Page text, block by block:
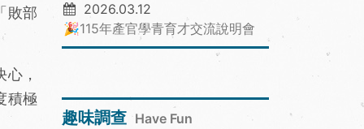
敗部
，
積極
2026.03.12
🎉115年產官學青育才交流說明會
趣味調查 Have Fun